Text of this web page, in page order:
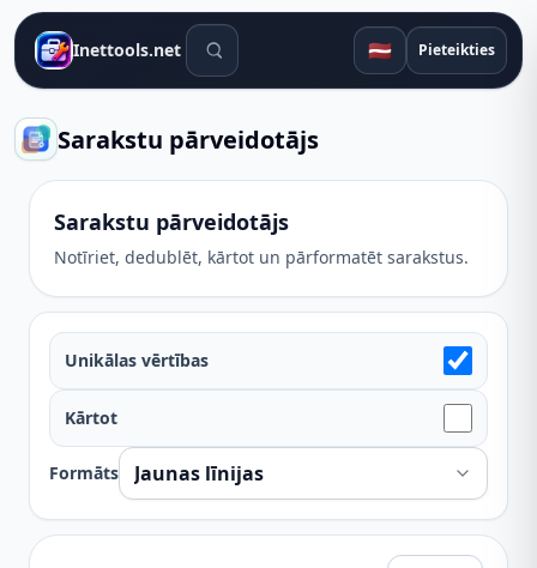
Inettools.net Meklēšanas rīki 🇱🇻 Pieteikties
Sarakstu pārveidotājs
Sarakstu pārveidotājs
Notīriet, dedublēt, kārtot un pārformatēt sarakstus.
Unikālas vērtības
Kārtot
Formāts